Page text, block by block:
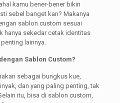
kamu bener-bener bikin
sebel banget kan? Makanya
sablon custom sesuai
hanya sekedar cetak identitas
lainnya.
Sablon Custom?
sebagai bungkus kue,
dan yang paling penting, tak
itu, bisa di sablon custom,